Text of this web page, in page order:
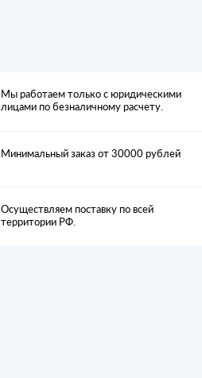
Мы работаем только с юридическими
лицами по безналичному расчету.
Минимальный заказ от 30000 рублей
Осуществляем поставку по всей
территории РФ.